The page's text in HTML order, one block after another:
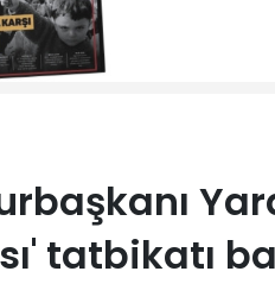
tatbikatı